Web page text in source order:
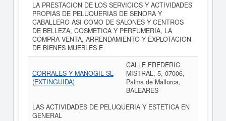
LA PRESTACION DE LOS SERVICIOS Y ACTIVIDADES
PROPIAS DE PELUQUERIAS DE SENORA Y
CABALLERO ASI COMO DE SALONES Y CENTROS
DE BELLEZA, COSMETICA Y PERFUMERIA, LA
COMPRA VENTA, ARRENDAMIENTO Y EXPLOTACION
DE BIENES MUEBLES E
CORRALES Y MAÑOGIL SL
(EXTINGUIDA)
CALLE FREDERIC
MISTRAL, 5, 07006,
Palma de Mallorca,
BALEARES
LAS ACTIVIDADES DE PELUQUERIA Y ESTETICA EN
GENERAL